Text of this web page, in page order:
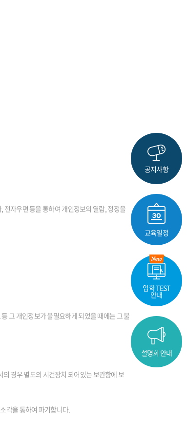
자우편 등을 통하여 개인정보의 열람, 정정을
그 개인정보가 불필요하게 되었을 때에는 그 불
경우 별도의 시건장치 되어있는 보관함에 보
각을 통하여 파기합니다.
공지사항
교육일정
입학 TEST
안내
설명회 안내